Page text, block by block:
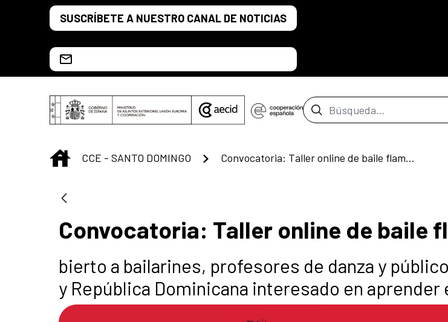
Saltar al contenido principal
SUSCRÍBETE A NUESTRO CANAL DE NOTICIAS
Barra de búsqueda
INICIO
CCE - SANTO DOMINGO Convocatoria: Taller online de baile flamenco
Convocatoria: Taller online de baile
bierto a bailarines, profesores de danza y
y República Dominicana interesado en aprender